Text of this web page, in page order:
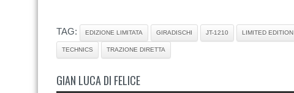
TAG: EDIZIONE LIMITATA GIRADISCHI JT-1210 LIMITED EDITION
TECHNICS TRAZIONE DIRETTA
GIAN LUCA DI FELICE